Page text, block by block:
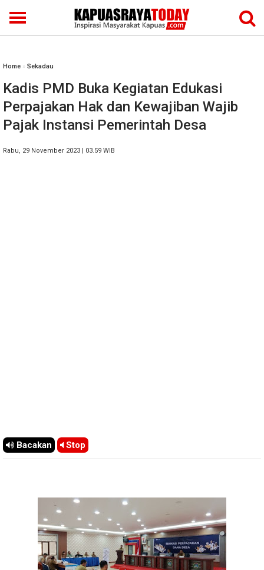
Home » Sekadau
Kadis PMD Buka Kegiatan Edukasi
Perpajakan Hak dan Kewajiban Wajib
Pajak Instansi Pemerintah Desa
Rabu, 29 November 2023 | 03.59 WIB
Bacakan Stop